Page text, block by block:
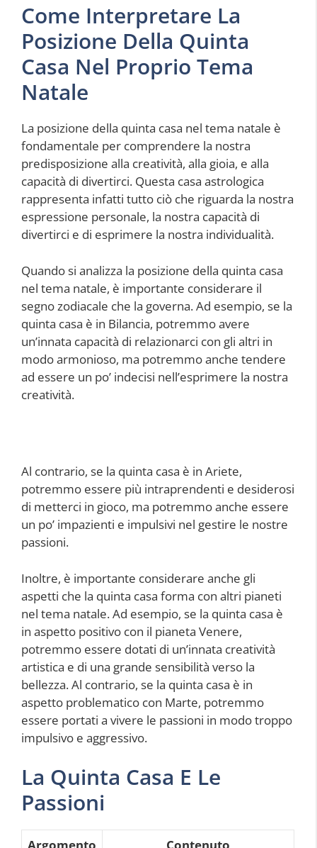
Come Interpretare La
Posizione Della Quinta
Casa Nel Proprio Tema
Natale
La posizione della quinta casa nel tema natale è
fondamentale per comprendere la nostra
predisposizione alla creatività, alla gioia, e alla
capacità di divertirci. Questa casa astrologica
rappresenta infatti tutto ciò che riguarda la nostra
espressione personale, la nostra capacità di
divertirci e di esprimere la nostra individualità.
Quando si analizza la posizione della quinta casa
nel tema natale, è importante considerare il
segno zodiacale che la governa. Ad esempio, se la
quinta casa è in Bilancia, potremmo avere
un’innata capacità di relazionarci con gli altri in
modo armonioso, ma potremmo anche tendere
ad essere un po’ indecisi nell’esprimere la nostra
creatività.
Al contrario, se la quinta casa è in Ariete,
potremmo essere più intraprendenti e desiderosi
di metterci in gioco, ma potremmo anche essere
un po’ impazienti e impulsivi nel gestire le nostre
passioni.
Inoltre, è importante considerare anche gli
aspetti che la quinta casa forma con altri pianeti
nel tema natale. Ad esempio, se la quinta casa è
in aspetto positivo con il pianeta Venere,
potremmo essere dotati di un’innata creatività
artistica e di una grande sensibilità verso la
bellezza. Al contrario, se la quinta casa è in
aspetto problematico con Marte, potremmo
essere portati a vivere le passioni in modo troppo
impulsivo e aggressivo.
La Quinta Casa E Le
Passioni